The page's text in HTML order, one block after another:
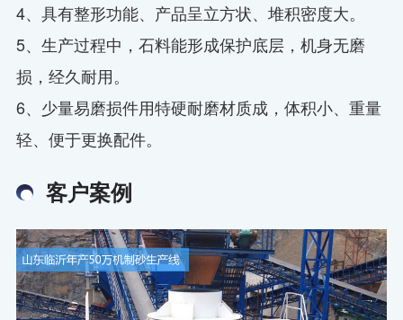
4、具有整形功能、产品呈立方状、堆积密度大。
5、生产过程中，石料能形成保护底层，机身无磨
损，经久耐用。
6、少量易磨损件用特硬耐磨材质成，体积小、重量
轻、便于更换配件。
客户案例